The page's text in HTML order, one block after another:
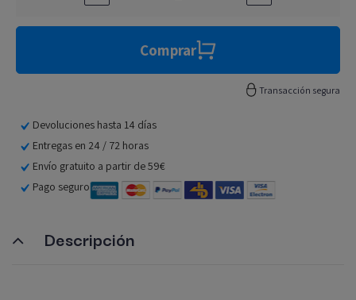
Comprar
Transacción segura
Devoluciones hasta 14 días
Entregas en 24 / 72 horas
Envío gratuito a partir de 59€
Pago seguro
Descripción